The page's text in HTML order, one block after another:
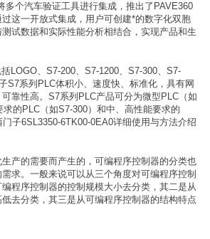
多个汽车验证工具进行集成，推出了PAVE360
这一开放式集成，用户可创建*的数字化双胞
试数据和实际性能分析相结合，实现产品和生
LOGO、S7-200、S7-1200、S7-300、S7-
S7系列PLC体积小、速度快、标准化，具有网
靠性高。S7系列PLC产品可分为微型PLC（如
的PLC（如S7-300）和中、高性能要求的
子6SL3350-6TK00-0EA0详细使用与方法介绍
产的需要而产生的，可编程序控制器的分类也
求。一般来说可以从三个角度对可编程序控制
程序控制器的控制规模大小去分类，其二是从
去分类，其三是从可编程序控制器的结构特点